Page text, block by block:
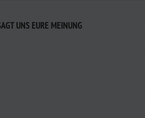
UNS EURE MEINUNG